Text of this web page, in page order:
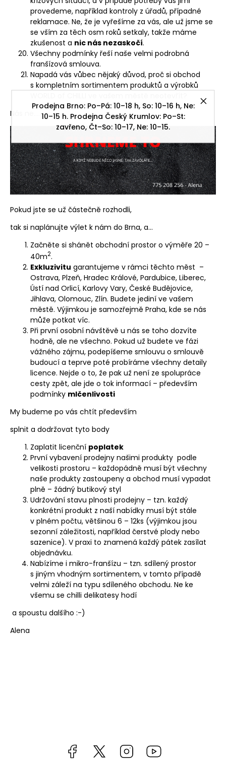
Prodejna Brno: Po–Pá: 10–18 h, So: 10–16 h, Ne:
10–15 h. Prodejna Český Krumlov: Po–St:
zavřeno, Čt–So: 10–17, Ne: 10–15.
provedeme, například kontroly z úřadů, případné
reklamace. Ne, že je vyřešíme za vás, ale už jsme se
se vším za těch osm roků setkaly, takže máme
zkušenost a nic nás nezaskočí.
Všechny podmínky řeší naše velmi podrobná
franšízová smlouva.
Napadá vás vůbec nějaký důvod, proč si obchod
s kompletním sortimentem produktů a výrobků
Nás n
Pokud jste se už částečně rozhodli,
tak si naplánujte výlet k nám do Brna, a...
Začněte si shánět obchodní prostor o výměře 20 –
40m2.
Exkluzivitu garantujeme v rámci těchto měst –
Ostrava, Plzeň, Hradec Králové, Pardubice, Liberec,
Ústí nad Orlicí, Karlovy Vary, České Budějovice,
Jihlava, Olomouc, Zlín. Budete jediní ve vašem
městě. Výjimkou je samozřejmě Praha, kde se nás
může potkat víc.
Při první osobní návštěvě u nás se toho dozvíte
hodně, ale ne všechno. Pokud už budete ve fázi
vážného zájmu, podepíšeme smlouvu o smlouvě
budoucí a teprve poté probíráme všechny detaily
licence. Nejde o to, že pak už není ze spolupráce
cesty zpět, ale jde o tok informací – především
podmínky mlčenlivosti
My budeme po vás chtít především
splnit a dodržovat tyto body
Zaplatit licenční poplatek
První vybavení prodejny našimi produkty podle
velikosti prostoru – každopádně musí být všechny
naše produkty zastoupeny a obchod musí vypadat
plně – žádný butikový styl
Udržování stavu plnosti prodejny – tzn. každý
konkrétní produkt z naší nabídky musí být stále
v plném počtu, většinou 6 – 12ks (výjimkou jsou
sezonní záležitosti, například čerstvé plody nebo
sazenice). V praxi to znamená každý pátek zasílat
objednávku.
Nabízíme i mikro-franšízu – tzn. sdílený prostor
s jiným vhodným sortimentem, v tomto případě
velmi záleží na typu sdíleného obchodu. Ne ke
všemu se chilli delikatesy hodí
a spoustu dalšího :-)
Alena
Facebook https://twitter.com/worldofchilli
Instagram